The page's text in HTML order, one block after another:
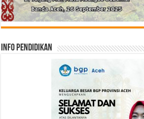
Info Pendidikan